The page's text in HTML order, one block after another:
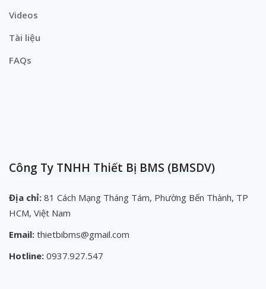
Videos
Tài liệu
FAQs
Công Ty TNHH Thiết Bị BMS (BMSDV)
Địa chỉ: 81 Cách Mạng Tháng Tám, Phường Bến Thành, TP
HCM, Việt Nam
Email: thietbibms@gmail.com
Hotline: 0937.927.547